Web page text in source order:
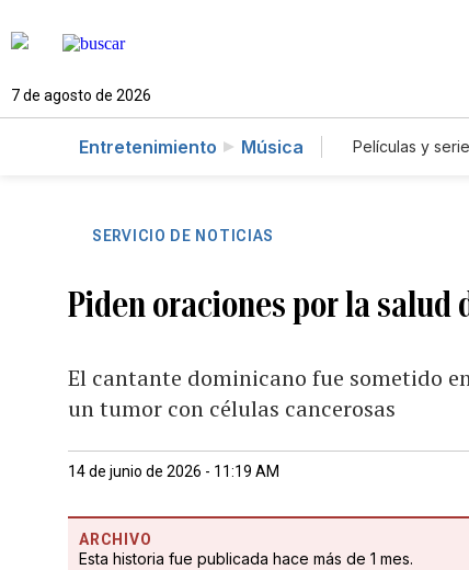
7 de agosto de 2026
Entretenimiento Música Películas y
SERVICIO DE NOTICIAS
Piden oraciones por la salud
El cantante dominicano fue sometido
un tumor con células cancerosas
14 de junio de 2026 - 11:19 AM
ARCHIVO
Esta historia fue publicada hace más de 1 mes.